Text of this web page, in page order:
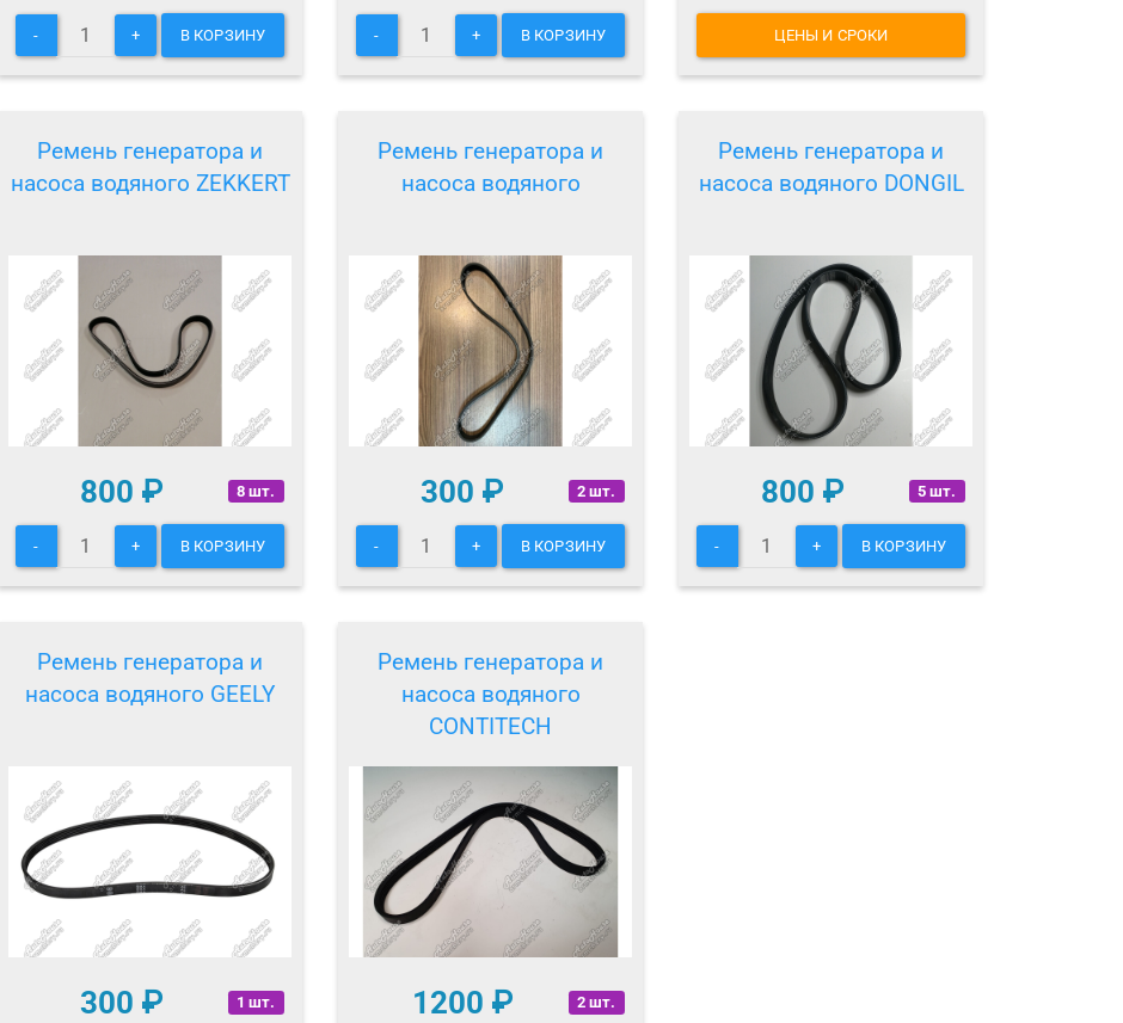
- + В КОРЗИНУ - + В КОРЗИНУ ЦЕНЫ И СРОКИ
Ремень генератора и
насоса водяного ZEKKERT
8 шт.
800 ₽
- + В КОРЗИНУ
Ремень генератора и
насоса водяного
2 шт.
300 ₽
- + В КОРЗИНУ
Ремень генератора и
насоса водяного DONGIL
5 шт.
800 ₽
- + В КОРЗИНУ
Ремень генератора и
насоса водяного GEELY
1 шт.
300 ₽
Ремень генератора и
насоса водяного
CONTITECH
2 шт.
1200 ₽